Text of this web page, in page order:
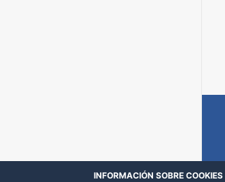
INFORMACIÓN SOBRE COOKIES